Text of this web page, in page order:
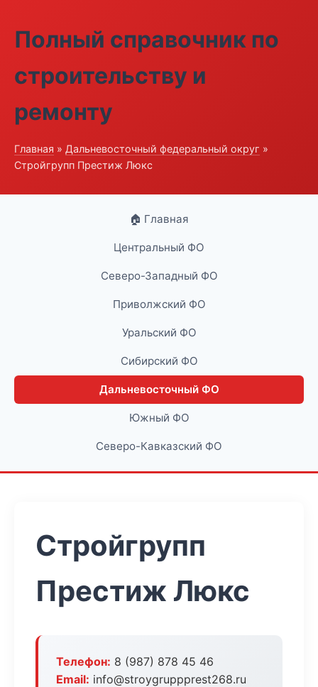
Полный справочник по
строительству и
ремонту
Главная » Дальневосточный федеральный округ »
Стройгрупп Престиж Люкс
🏠 Главная
Центральный ФО
Северо-Западный ФО
Приволжский ФО
Уральский ФО
Сибирский ФО
Дальневосточный ФО
Южный ФО
Северо-Кавказский ФО
Стройгрупп
Престиж Люкс
Телефон: 8 (987) 878 45 46
Email: info@stroygruppprest268.ru